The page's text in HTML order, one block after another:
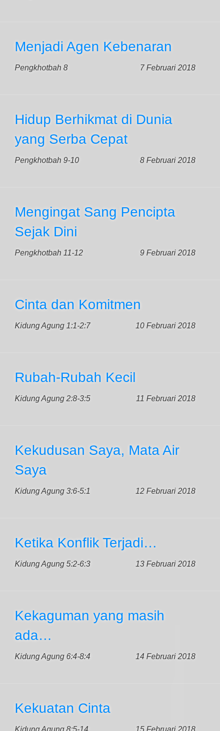
Menjadi Agen Kebenaran
Pengkhotbah 8 7 Februari 2018
Hidup Berhikmat di Dunia
yang Serba Cepat
Pengkhotbah 9-10 8 Februari 2018
Mengingat Sang Pencipta
Sejak Dini
Pengkhotbah 11-12 9 Februari 2018
Cinta dan Komitmen
Kidung Agung 1:1-2:7 10 Februari 2018
Rubah-Rubah Kecil
Kidung Agung 2:8-3:5 11 Februari 2018
Kekudusan Saya, Mata Air
Saya
Kidung Agung 3:6-5:1 12 Februari 2018
Ketika Konflik Terjadi…
Kidung Agung 5:2-6:3 13 Februari 2018
Kekaguman yang masih
ada…
Kidung Agung 6:4-8:4 14 Februari 2018
Kekuatan Cinta
Kidung Agung 8:5-14 15 Februari 2018